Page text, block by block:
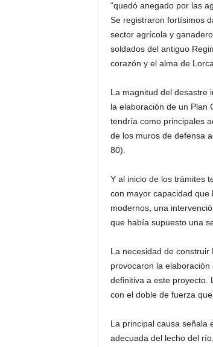
“quedó anegado por las
Se registraron fortísimos
sector agrícola y
soldados del antiguo
corazón y el alma de
La magnitud del desastre
la elaboración de un Plan
tendría como principales
de los muros de defensa
80).
Y al inicio de los trámites
con mayor capacidad que
modernos, una
que había supuesto una
La necesidad de
provocaron la
definitiva a este proyecto.
con el doble de fuerza
La principal causa señala
adecuada del lecho del